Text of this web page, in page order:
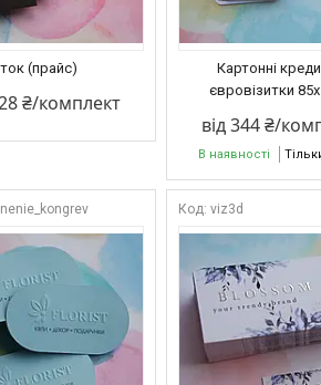
(прайс)
₴/комплект
Картонні
євровізитки
від 344 ₴/
В наявності
viz3d